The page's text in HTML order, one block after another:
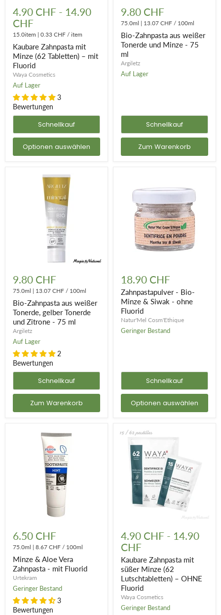
Zahnpasta
mit
Minze
(62
Tabletten)
–
mit
Fluorid
4.90 CHF - 14.90
CHF
15.0item | 0.33 CHF / item
Kaubare Zahnpasta mit
Minze (62 Tabletten) – mit
Fluorid
Waya Cosmetics
Auf Lager
3
Bewertungen
Schnellkauf
Optionen auswählen
Zahnpasta
aus
weißer
Tonerde
und
Minze
75
ml
9.80 CHF
75.0ml | 13.07 CHF / 100ml
Bio-Zahnpasta aus weißer
Tonerde und Minze - 75
ml
Argiletz
Auf Lager
Schnellkauf
Zum Warenkorb
Zahnpasta
aus
weißer
Tonerde,
gelber
Tonerde
und
Zitrone
75
ml
9.80 CHF
75.0ml | 13.07 CHF / 100ml
Bio-Zahnpasta aus weißer
Tonerde, gelber Tonerde
und Zitrone - 75 ml
Argiletz
Auf Lager
2
Bewertungen
Schnellkauf
Zum Warenkorb
Bio-
Minze
&
Siwak
ohne
Fluorid
18.90 CHF
Zahnpastapulver - Bio-
Minze & Siwak - ohne
Fluorid
Natur'Mel Cosm'Ethique
Geringer Bestand
Schnellkauf
Optionen auswählen
Aloe
Vera
Zahnpasta
mit
Fluorid
6.50 CHF
75.0ml | 8.67 CHF / 100ml
Minze & Aloe Vera
Zahnpasta - mit Fluorid
Urtekram
Geringer Bestand
3
Bewertungen
Zahnpasta
mit
süßer
Minze
(62
Lutschtabletten)
–
OHNE
Fluorid
4.90 CHF - 14.90
CHF
Kaubare Zahnpasta mit
süßer Minze (62
Lutschtabletten) – OHNE
Fluorid
Waya Cosmetics
Geringer Bestand